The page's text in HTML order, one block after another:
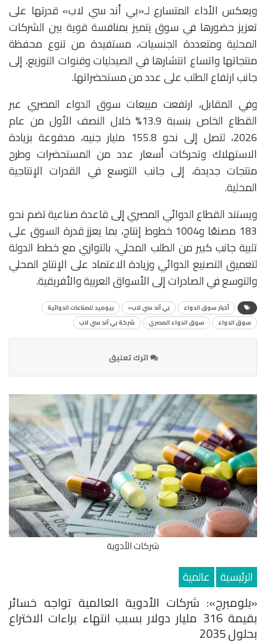
ويعكس الأداء المتسارع لـ«بي أند سي لاب» قدرتها على
تعزيز حضورها في سوق يتميز بمنافسة قوية بين الشركات
المحلية ومتعددة الجنسيات، مستفيدة من تنوع محفظة
منتجاتها واتساع انتشارها في الصيدليات وقنوات التوزيع، إلى
جانب ارتفاع الطلب على عدد من مستحضراتها.
وفي المقابل، ارتفعت مبيعات سوق الدواء المصري عبر
القطاع الخاص بنسبة 13.9% خلال النصف الأول من عام
2026، لتصل إلى نحو 155.8 مليار جنيه، مدفوعة بزيادة
الاستهلاك وتحركات أسعار عدد من المستحضرات وطرح
منتجات جديدة، إلى جانب التوسع في القدرات الإنتاجية
المحلية.
ويستند القطاع الدوائي المصري إلى قاعدة صناعية تضم نحو
183 مصنعًا و1004 خطوط إنتاج، بما يعزز قدرة السوق على
تلبية جانب كبير من الطلب المحلي، بالتوازي مع خطط الدولة
لتعميق التصنيع الدوائي وزيادة الاعتماد على الإنتاج المحلي
والتوسع في الصادرات إلى الأسواق العربية والأفريقية.
أخبار سوق الدواء بي آند سي لاب»
بيوميد للصناعات الدوائية
سوق الدواء
سوق الدواء المصري شركة بي آند سي لاب
اترك تعليق
شركات الأدوية
الرئيسية عالمية
«بلومبرج»: شركات الأدوية العالمية تواجه خسائر
بقيمة 316 مليار دولار بسبب انتهاء براءات الاختراع
بحلول 2035